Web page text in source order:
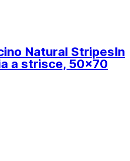
Natural StripesIn
a strisce, 50x70